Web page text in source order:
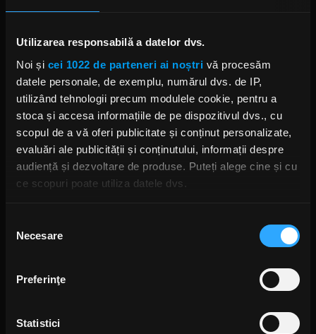
Utilizarea responsabilă a datelor dvs.
Noi și cei 1022 de parteneri ai noștri vă procesăm
datele personale, de exemplu, numărul dvs. de IP,
utilizând tehnologii precum modulele cookie, pentru a
stoca și accesa informațiile de pe dispozitivul dvs., cu
scopul de a vă oferi publicitate și conținut personalizate,
evaluări ale publicității și conținutului, informații despre
audiență și dezvoltare de produse. Puteți alege cine și cu
ce scopuri poate utiliza datele dvs.
Să colectăm informațiile cu privire la locația dvs.
Să vă identificăm dispozitivul scanândul-l în mod
activ după caracteristici specifice (amprentare)
dvs. personale și configurați-vă preferințele la
secțiunea
consimțământului
Necesare
Preferinţe
Statistici
VOLBEAT PIESA NOUA GHOST TOBIAS FORGE
Rock News
Yngwie Malmsteen anunță
albumul Hell or High Water și